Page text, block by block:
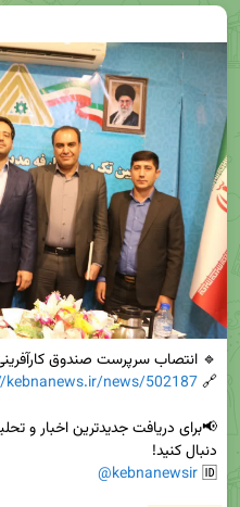
🔗
news/502187
🆔
@kebnanewsir